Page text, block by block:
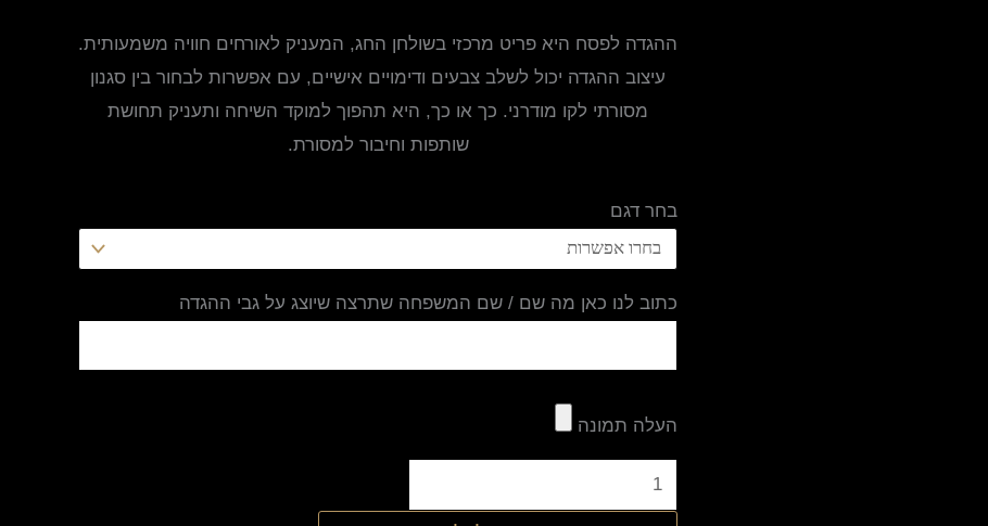
ההגדה לפסח היא פריט מרכזי בשולחן החג, המעניק לאורחים חוויה משמעותית.
עיצוב ההגדה יכול לשלב צבעים ודימויים אישיים, עם אפשרות לבחור בין סגנון
מסורתי לקו מודרני. כך או כך, היא תהפוך למוקד השיחה ותעניק תחושת
שותפות וחיבור למסורת.
בחר דגם
כתוב לנו כאן מה שם / שם המשפחה שתרצה שיוצג על גבי ההגדה
העלה תמונה